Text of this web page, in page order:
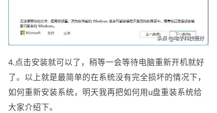
4.点击安装就可以了，稍等一会等待电脑重新开机就好
了。以上就是最简单的在系统没有完全损坏的情况下，
如何重新安装系统，明天我再把如何用u盘重装系统给
大家介绍下。